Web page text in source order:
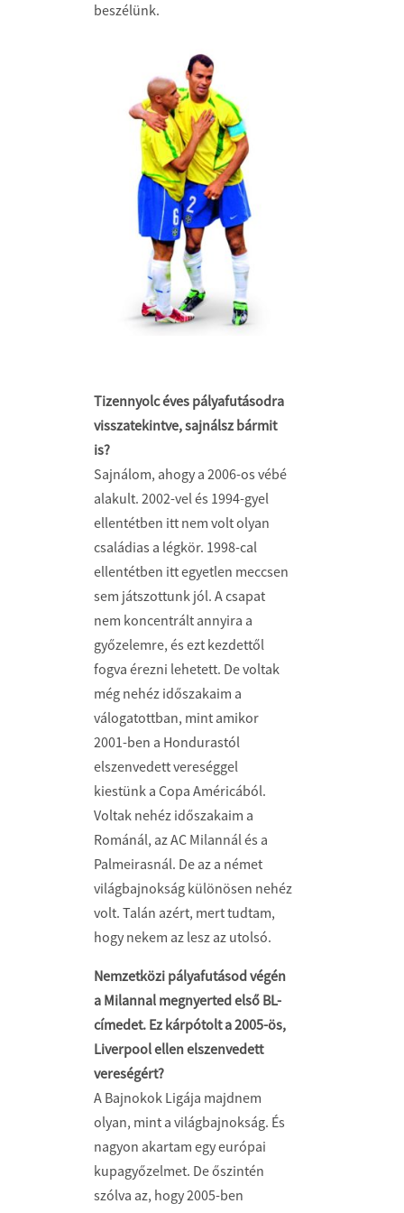
beszélünk.
Tizennyolc éves pályafutásodra
visszatekintve, sajnálsz bármit
is?
Sajnálom, ahogy a 2006-os vébé
alakult. 2002-vel és 1994-gyel
ellentétben itt nem volt olyan
családias a légkör. 1998-cal
ellentétben itt egyetlen meccsen
sem játszottunk jól. A csapat
nem koncentrált annyira a
győzelemre, és ezt kezdettől
fogva érezni lehetett. De voltak
még nehéz időszakaim a
válogatottban, mint amikor
2001-ben a Hondurastól
elszenvedett vereséggel
kiestünk a Copa Américából.
Voltak nehéz időszakaim a
Románál, az AC Milannál és a
Palmeirasnál. De az a német
világbajnokság különösen nehéz
volt. Talán azért, mert tudtam,
hogy nekem az lesz az utolsó.
Nemzetközi pályafutásod végén
a Milannal megnyerted első BL-
címedet. Ez kárpótolt a 2005-ös,
Liverpool ellen elszenvedett
vereségért?
A Bajnokok Ligája majdnem
olyan, mint a világbajnokság. És
nagyon akartam egy európai
kupagyőzelmet. De őszintén
szólva az, hogy 2005-ben